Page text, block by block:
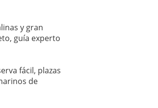
y gran
guía experto
fácil, plazas
de